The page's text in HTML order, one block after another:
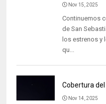
Nov 15, 2025
Continuemos
de San
los estrenos y
qu...
Cobertura
Nov 14, 2025